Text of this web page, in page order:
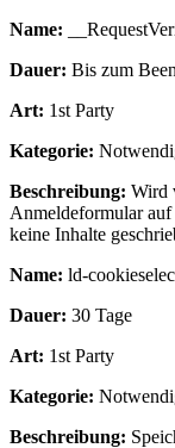
Name:
Dauer: Bis zum
Art: 1st Party
Kategorie:
Beschreibung: Wird
Anmeldeformular auf
keine Inhalte
Name: ld-
Dauer: 30 Tage
Art: 1st Party
Kategorie:
Beschreibung: